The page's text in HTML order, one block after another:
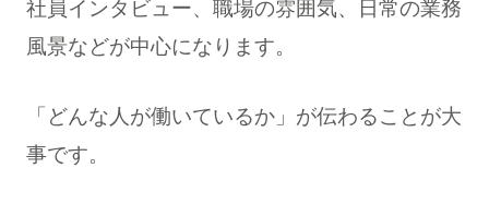
社員インタビュー、職場の雰囲気、日常の業務
風景などが中心になります。
「どんな人が働いているか」が伝わることが大
事です。